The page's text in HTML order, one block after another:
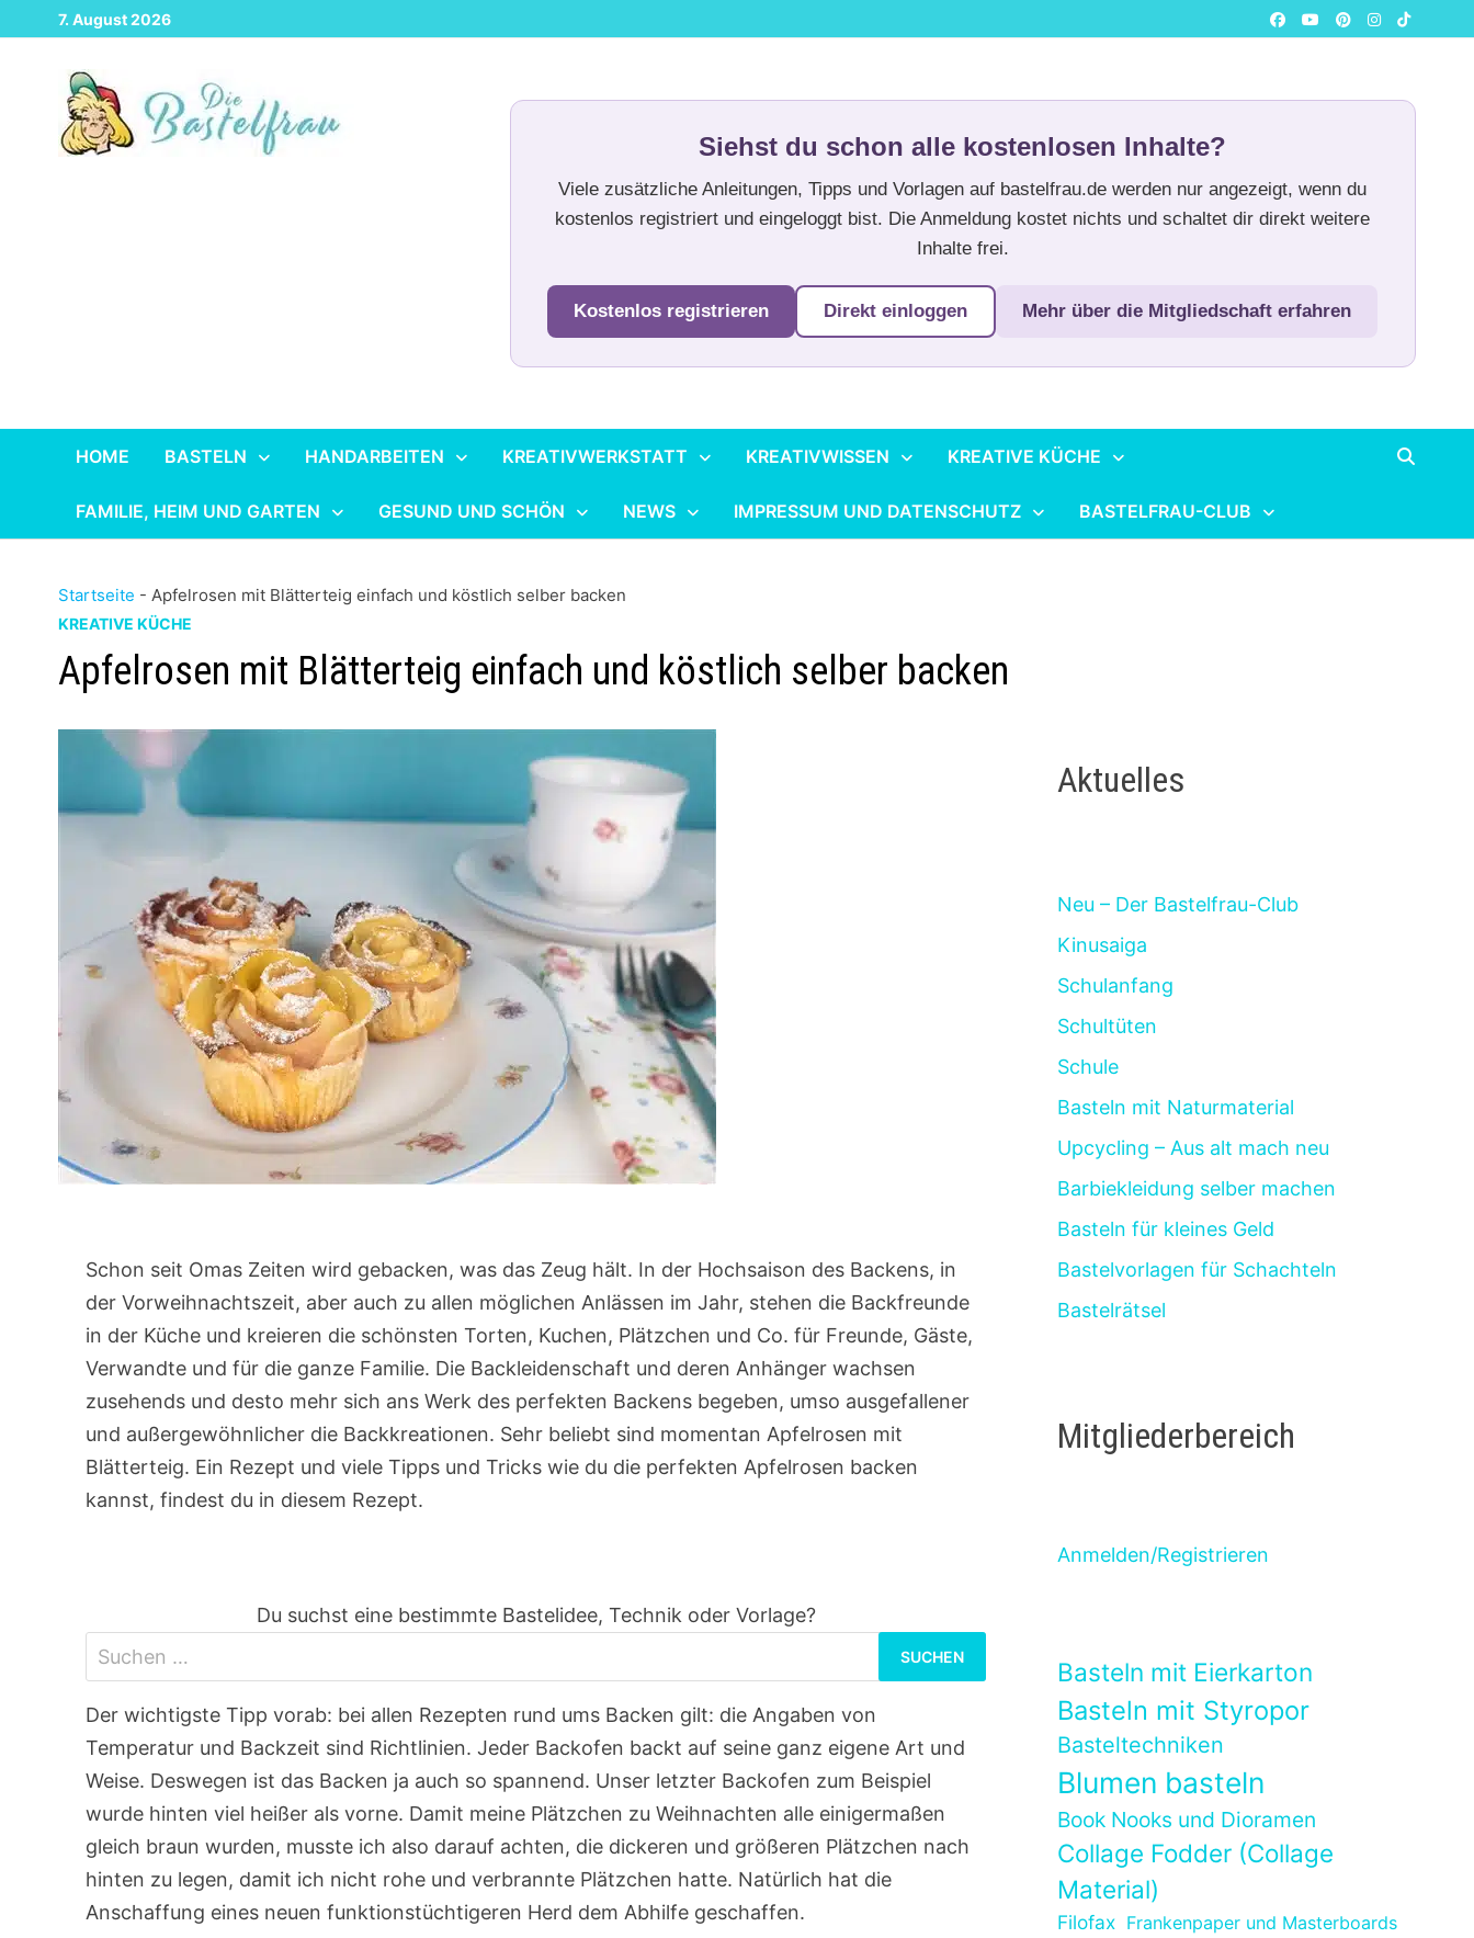
Zurück
zum
7. August 2026
Siehst du schon alle kostenlosen Inhalte?
Viele zusätzliche Anleitungen, Tipps und Vorlagen auf bastelfrau.de werden nur angezeigt, wenn du
kostenlos registriert und eingeloggt bist. Die Anmeldung kostet nichts und schaltet dir direkt weitere
Inhalte frei.
Kostenlos registrieren Direkt einloggen Mehr über die Mitgliedschaft erfahren
HOME BASTELN HANDARBEITEN KREATIVWERKSTATT KREATIVWISSEN KREATIVE KÜCHE
FAMILIE, HEIM UND GARTEN GESUND UND SCHÖN NEWS IMPRESSUM UND DATENSCHUTZ BASTELFRAU-CLUB
Startseite -Apfelrosen mit Blätterteig einfach und köstlich selber backen
KREATIVE KÜCHE
Apfelrosen mit Blätterteig einfach und köstlich selber backen
Schon seit Omas Zeiten wird gebacken, was das Zeug hält. In der Hochsaison des Backens, in
der Vorweihnachtszeit, aber auch zu allen möglichen Anlässen im Jahr, stehen die Backfreunde
in der Küche und kreieren die schönsten Torten, Kuchen, Plätzchen und Co. für Freunde, Gäste,
Verwandte und für die ganze Familie. Die Backleidenschaft und deren Anhänger wachsen
zusehends und desto mehr sich ans Werk des perfekten Backens begeben, umso ausgefallener
und außergewöhnlicher die Backkreationen. Sehr beliebt sind momentan Apfelrosen mit
Blätterteig. Ein Rezept und viele Tipps und Tricks wie du die perfekten Apfelrosen backen
kannst, findest du in diesem Rezept.
Du suchst eine bestimmte Bastelidee, Technik oder Vorlage?
nach:
Der wichtigste Tipp vorab: bei allen Rezepten rund ums Backen gilt: die Angaben von
Temperatur und Backzeit sind Richtlinien. Jeder Backofen backt auf seine ganz eigene Art und
Weise. Deswegen ist das Backen ja auch so spannend. Unser letzter Backofen zum Beispiel
wurde hinten viel heißer als vorne. Damit meine Plätzchen zu Weihnachten alle einigermaßen
gleich braun wurden, musste ich also darauf achten, die dickeren und größeren Plätzchen nach
hinten zu legen, damit ich nicht rohe und verbrannte Plätzchen hatte. Natürlich hat die
Anschaffung eines neuen funktionstüchtigeren Herd dem Abhilfe geschaffen.
Aktuelles
Neu – Der Bastelfrau-Club
Kinusaiga
Schulanfang
Schultüten
Schule
Basteln mit Naturmaterial
Upcycling – Aus alt mach neu
Barbiekleidung selber machen
Basteln für kleines Geld
Bastelvorlagen für Schachteln
Bastelrätsel
Mitgliederbereich
Anmelden/Registrieren
Basteln mit Eierkarton
Basteln mit Styropor
Basteltechniken
Blumen basteln
Book Nooks und Dioramen
Collage Fodder (Collage
Material)
Filofax Frankenpaper und Masterboards